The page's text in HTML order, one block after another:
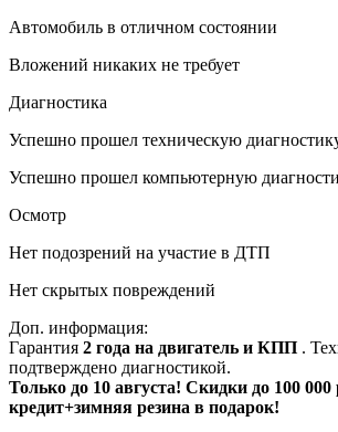
Автомобиль в отличном состоянии
Вложений никаких не требует
Диагностика
Успешно прошел техническую
Успешно прошел компьютерную
Осмотр
Нет подозрений на участие в ДТП
Нет скрытых повреждений
Доп. информация:
Гарантия 2 года на двигатель и КПП .
подтверждено диагностикой.
Только до 10 августа! Скидки до 100
кредит+зимняя резина в подарок!